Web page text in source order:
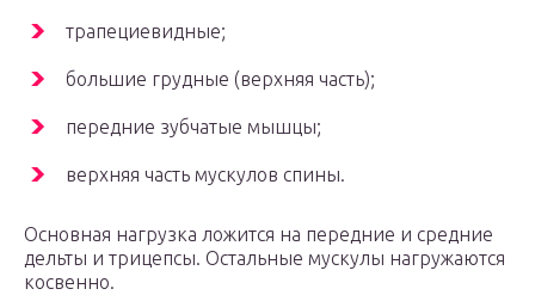
трапециевидные;
большие грудные (верхняя часть);
передние зубчатые мышцы;
верхняя часть мускулов спины.
Основная нагрузка ложится на передние и средние
дельты и трицепсы. Остальные мускулы нагружаются
косвенно.